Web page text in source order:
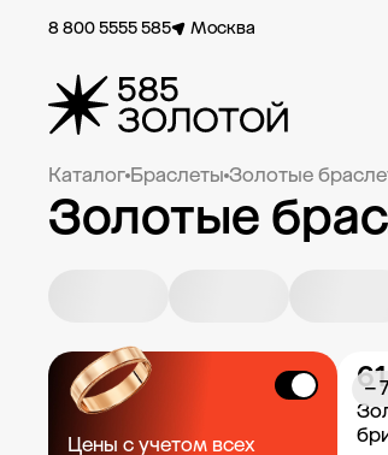
8 800 5555 585 Москва
Каталог Браслеты Золотые
Золотые
Цены с учетом всех
−